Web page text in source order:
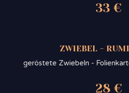
33 €
ZWIEBEL -
geröstete Zwiebeln -
28 €